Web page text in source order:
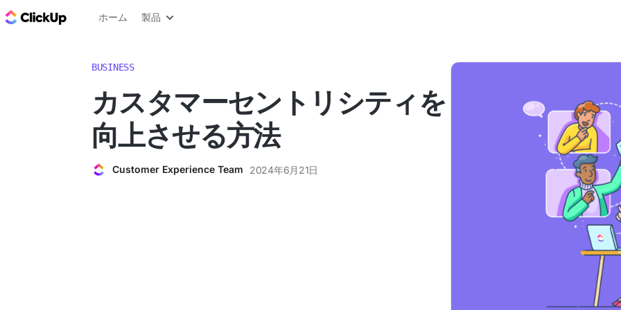
ClickUp ブログ
ホーム 製品
BUSINESS
カスタマーセントリシティを
向上させる方法
Customer Experience Team 2024年6月21日